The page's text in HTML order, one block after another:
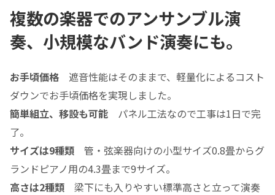
複数の楽器でのアンサンブル演
奏、小規模なバンド演奏にも。
お手頃価格 遮音性能はそのままで、軽量化によるコスト
ダウンでお手頃価格を実現しました。
簡単組立、移設も可能 パネル工法なので工事は1日で完
了。
サイズは9種類 管・弦楽器向けの小型サイズ0.8畳からグ
ランドピアノ用の4.3畳まで9サイズ。
高さは2種類 梁下にも入りやすい標準高さと立って演奏